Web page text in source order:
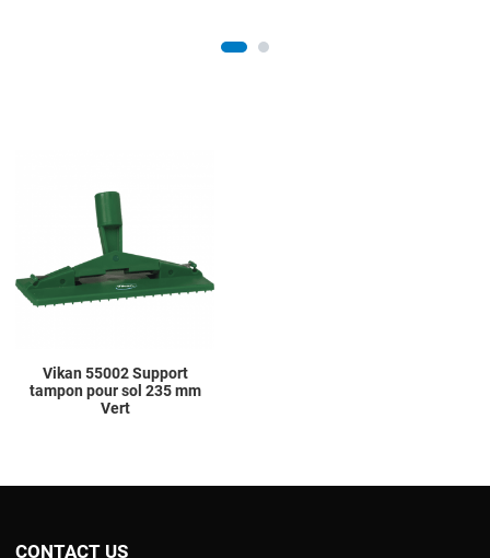
Vikan 55002 Support
tampon pour sol 235 mm
Vert
CONTACT US